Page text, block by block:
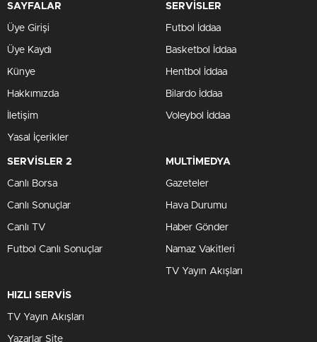
SAYFALAR
Üye Girişi
Üye Kaydı
Künye
Hakkımızda
İletişim
Yasal İçerikler
SERVİSLER
Futbol İddaa
Basketbol İddaa
Hentbol İddaa
Bilardo İddaa
Voleybol İddaa
SERVİSLER 2
Canlı Borsa
Canlı Sonuçlar
Canlı TV
Futbol Canlı Sonuçlar
MULTİMEDYA
Gazeteler
Hava Durumu
Haber Gönder
Namaz Vakitleri
TV Yayın Akışları
HIZLI SERVİS
TV Yayın Akışları
Yazarlar Site